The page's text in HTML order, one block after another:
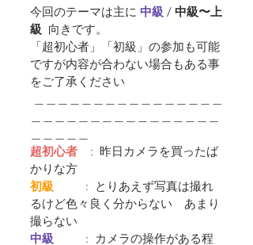
今回のテーマは主に 中級 / 中級〜上
級 向きです。
「超初心者」「初級」の参加も可能
ですが内容が合わない場合もある事
をご了承ください
超初心者
    :  昨日カメラを買ったば
かりな方
初級
:  とりあえず写真は撮れ
るけど色々良く分からない　あまり
撮らない
中級
:  カメラの操作がある程